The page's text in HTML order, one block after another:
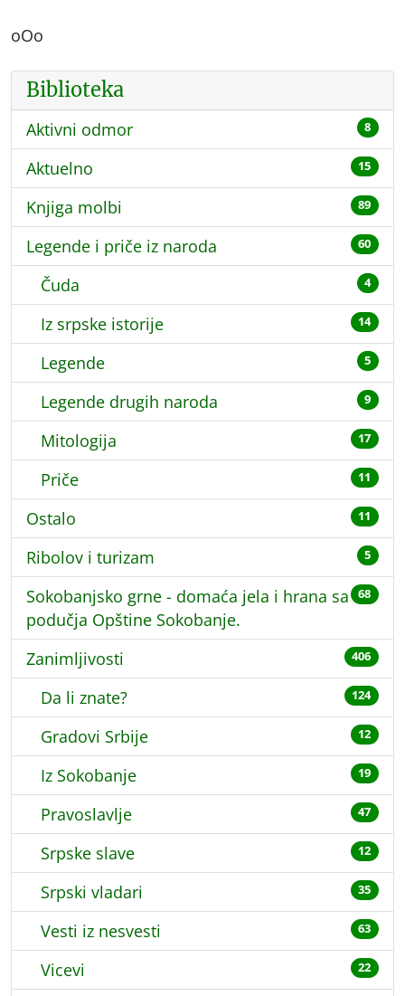
oOo
Biblioteka
Aktivni odmor 8
Aktuelno 15
Knjiga molbi 89
Legende i priče iz naroda 60
Čuda 4
Iz srpske istorije 14
Legende 5
Legende drugih naroda 9
Mitologija 17
Priče 11
Ostalo 11
Ribolov i turizam 5
Sokobanjsko grne - domaća jela i hrana sa
podučja Opštine Sokobanje.
68
Zanimljivosti 406
Da li znate? 124
Gradovi Srbije 12
Iz Sokobanje 19
Pravoslavlje 47
Srpske slave 12
Srpski vladari 35
Vesti iz nesvesti 63
Vicevi 22